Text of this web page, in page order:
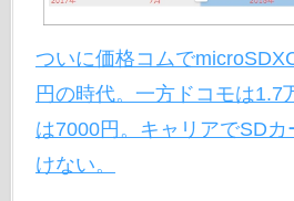
ついに価格コムで
円の時代。一方ドコモは1.7
は7000円。キャリアでSD
けない。